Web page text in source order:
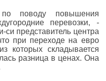
поводу повышения
перевозки, -
си представитель центра
при переходе на евро
которых складывается
разница в ценах. Она